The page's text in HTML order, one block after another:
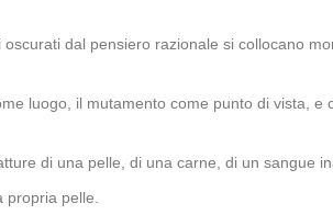
dal pensiero razionale si collocano
luogo, il mutamento come punto di vista,
di una pelle, di una carne, di un sangue
pelle.